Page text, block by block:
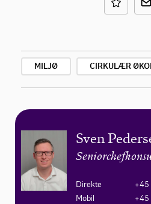
MILJØ CIRKULÆR
Sven
Direkte
Mobil